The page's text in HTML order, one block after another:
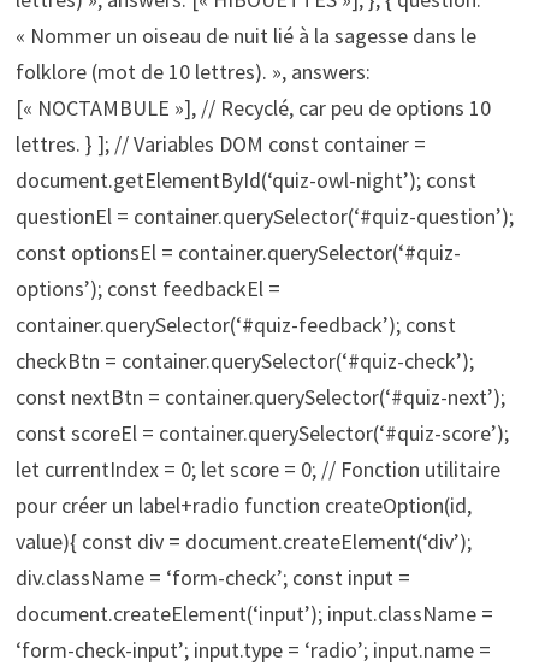
« Nommer un oiseau de nuit lié à la sagesse dans le
folklore (mot de 10 lettres). », answers:
[« NOCTAMBULE »], // Recyclé, car peu de options 10
lettres. } ]; // Variables DOM const container =
document.getElementById(‘quiz-owl-night’); const
questionEl = container.querySelector(‘#quiz-question’);
const optionsEl = container.querySelector(‘#quiz-
options’); const feedbackEl =
container.querySelector(‘#quiz-feedback’); const
checkBtn = container.querySelector(‘#quiz-check’);
const nextBtn = container.querySelector(‘#quiz-next’);
const scoreEl = container.querySelector(‘#quiz-score’);
let currentIndex = 0; let score = 0; // Fonction utilitaire
pour créer un label+radio function createOption(id,
value){ const div = document.createElement(‘div’);
div.className = ‘form-check’; const input =
document.createElement(‘input’); input.className =
‘form-check-input’; input.type = ‘radio’; input.name =